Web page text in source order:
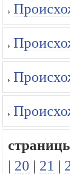
| 20 | 21 |